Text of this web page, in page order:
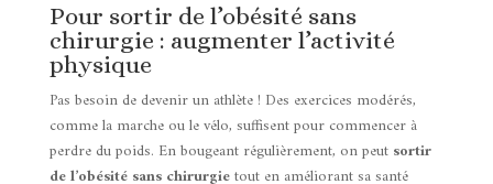
Pour sortir de l’obésité sans
chirurgie : augmenter l’activité
physique
Pas besoin de devenir un athlète ! Des exercices modérés,
comme la marche ou le vélo, suffisent pour commencer à
perdre du poids. En bougeant régulièrement, on peut sortir
de l’obésité sans chirurgietout en améliorant sa santé